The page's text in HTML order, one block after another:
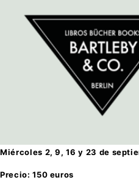
Miércoles 2, 9, 16 y 23 de
Precio: 150 euros